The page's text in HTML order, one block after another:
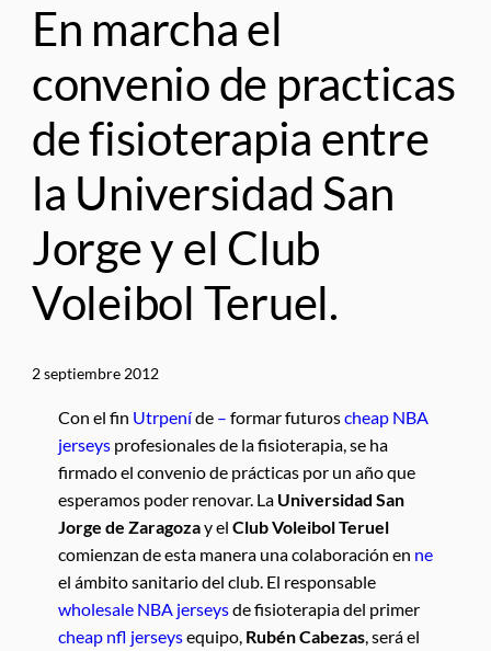
En marcha el
convenio de practicas
de fisioterapia entre
la Universidad San
Jorge y el Club
Voleibol Teruel.
2 septiembre 2012
Con el fin Utrpeníde – formar futuroscheap NBA
jerseysprofesionales de la fisioterapia, se ha
firmado el convenio de prácticas por un año que
esperamos poder renovar. La Universidad San
Jorge de Zaragozay el Club Voleibol Teruel
comienzan de esta manera una colaboración en ne
el ámbito sanitario del club. El responsable
wholesale NBA jerseysde fisioterapia del primer
cheap nfl jerseysequipo, Rubén Cabezas, será el